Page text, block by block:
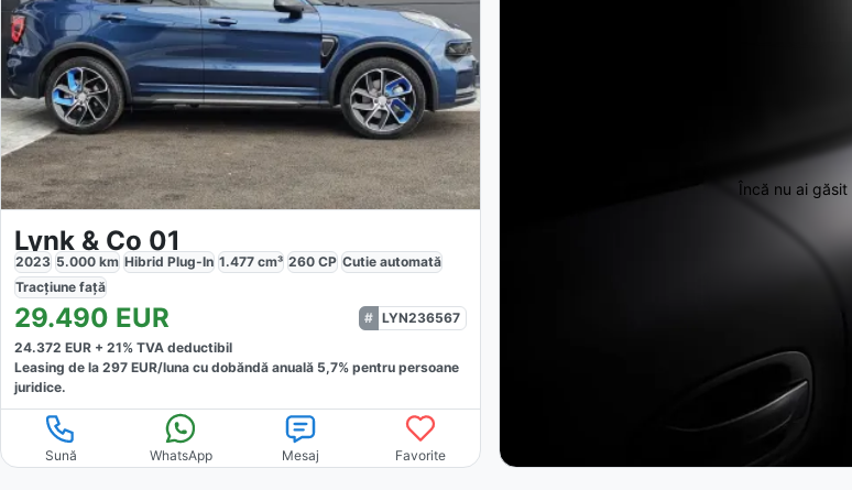
Lynk & Co 01
2023 5.000 km Hibrid Plug-In 1.477 cm³ 260 CP Cutie automată
Tracțiune față
29.490 EUR
LYN236567
24.372 EUR + 21% TVA deductibil
Leasing de la 297 EUR/luna cu dobăndă anuală 5,7% pentru persoane
juridice.
Sună WhatsApp Mesaj Favorite
Încă nu ai găsit